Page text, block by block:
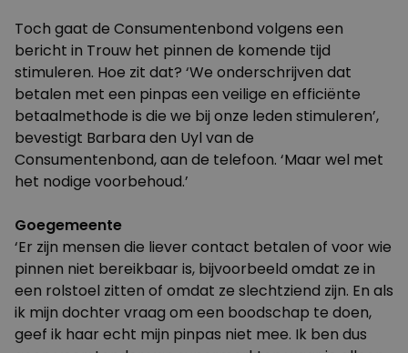
Toch gaat de Consumentenbond volgens een
bericht in Trouw het pinnen de komende tijd
stimuleren. Hoe zit dat? ‘We onderschrijven dat
betalen met een pinpas een veilige en efficiënte
betaalmethode is die we bij onze leden stimuleren’,
bevestigt Barbara den Uyl van de
Consumentenbond, aan de telefoon. ‘Maar wel met
het nodige voorbehoud.’
Goegemeente
‘Er zijn mensen die liever contact betalen of voor wie
pinnen niet bereikbaar is, bijvoorbeeld omdat ze in
een rolstoel zitten of omdat ze slechtziend zijn. En als
ik mijn dochter vraag om een boodschap te doen,
geef ik haar echt mijn pinpas niet mee. Ik ben dus